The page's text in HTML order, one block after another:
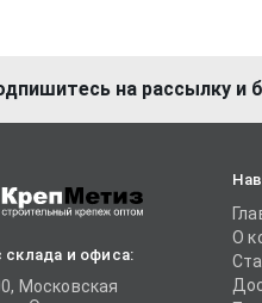
на рассылку и
склада и офиса:
Московская
О